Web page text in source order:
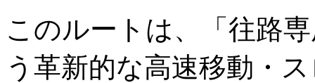
このルートは、「往路
う革新的な高速移動・